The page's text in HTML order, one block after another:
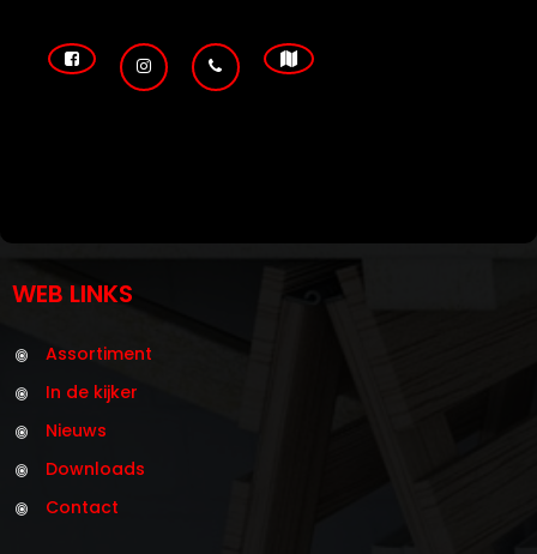
WEB LINKS
Assortiment
In de kijker
Nieuws
Downloads
Contact